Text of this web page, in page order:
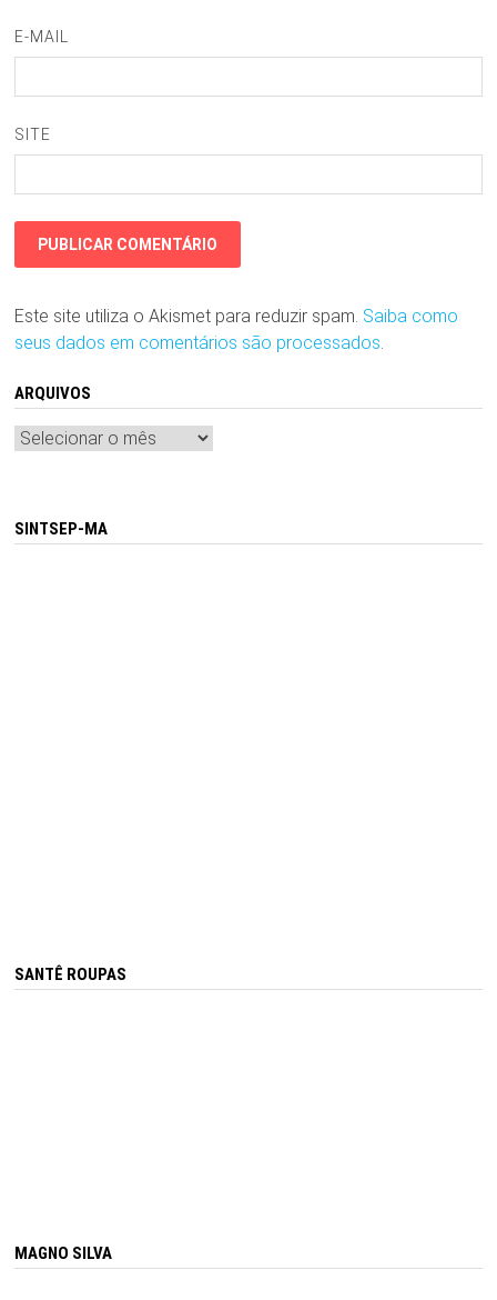
E-MAIL
SITE
Este site utiliza o Akismet para reduzir spam. Saiba como
seus dados em comentários são processados
ARQUIVOS
Arquivos
SINTSEP-MA
SANTÊ ROUPAS
MAGNO SILVA